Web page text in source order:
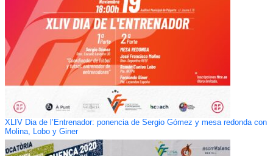
XLIV Dia de l’Entrenador: ponencia de Sergio Gómez y mesa redonda con
Molina, Lobo y Giner